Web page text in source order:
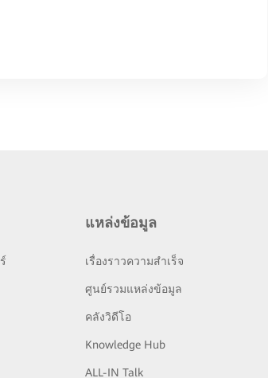
แหล่งข้อมูล
เรื่องราวความสำเร็จ
ศูนย์รวมแหล่งข้อมูล
คลังวิดีโอ
Knowledge Hub
ALL-IN Talk